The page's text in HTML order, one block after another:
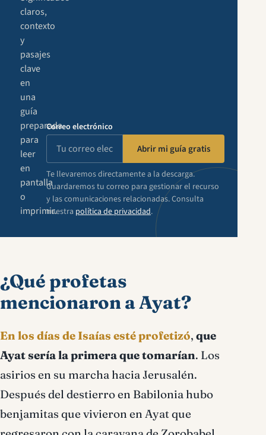
claros,
contexto
y
pasajes
clave
en
una
guía
preparada
para
leer
en
pantalla
o
imprimir.
Correo electrónico
Abrir mi guía gratis
Te llevaremos directamente a la descarga.
Guardaremos tu correo para gestionar el recurso
y las comunicaciones relacionadas. Consulta
nuestra política de privacidad.
¿Qué profetas
mencionaron a Ayat?
En los días de Isaías esté profetizó, que
Ayat sería la primera que tomarían. Los
asirios en su marcha hacia Jerusalén.
Después del destierro en Babilonia hubo
benjamitas que vivieron en Ayat que